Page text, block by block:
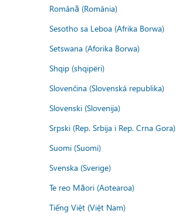
Română (România)
Sesotho sa Leboa (Afrika Borwa)
Setswana (Aforika Borwa)
Shqip (shqipëri)
Slovenčina (Slovenská republika)
Slovenski (Slovenija)
Srpski (Rep. Srbija i Rep. Crna Gora)
Suomi (Suomi)
Svenska (Sverige)
Te reo Māori (Aotearoa)
Tiếng Việt (Việt Nam)